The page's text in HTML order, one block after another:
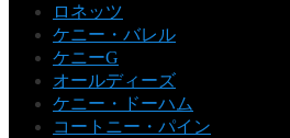
ロネッツ
ケニー・バレル
ケニーG
オールディーズ
ケニー・ドーハム
コートニー・パイン